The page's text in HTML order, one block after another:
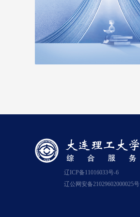
辽ICP备11016033号-6
辽公网安备21029602000025号